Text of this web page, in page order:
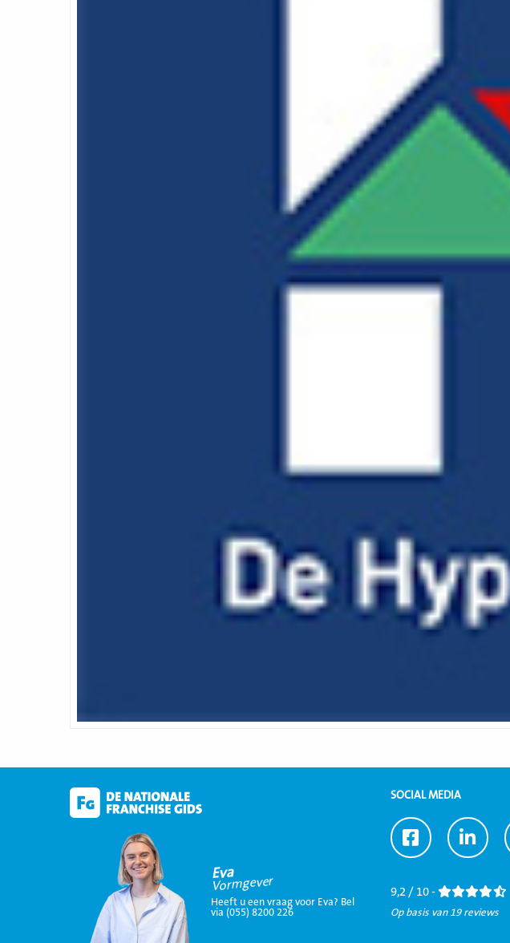
Eva
Vormgever
Heeft u een vraag voor Eva? Bel
via (055) 8200 226
SOCIAL MEDIA
Ga
naar
Ga
naar
9,2 / 10 -
Op basis van 19 reviews